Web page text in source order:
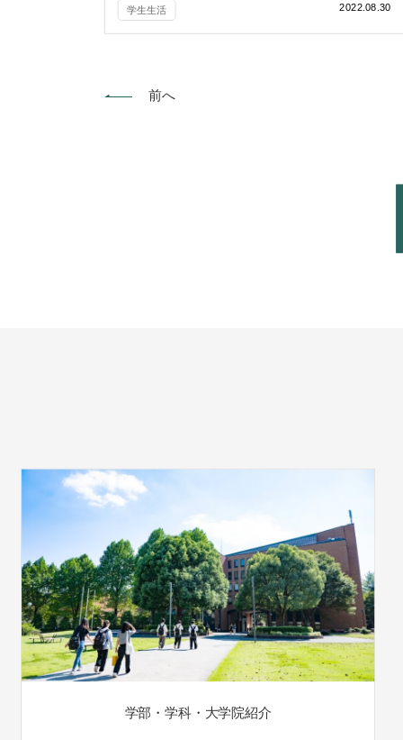
学生生活 2022.08.30
前へ
学部・学科・大学院紹介